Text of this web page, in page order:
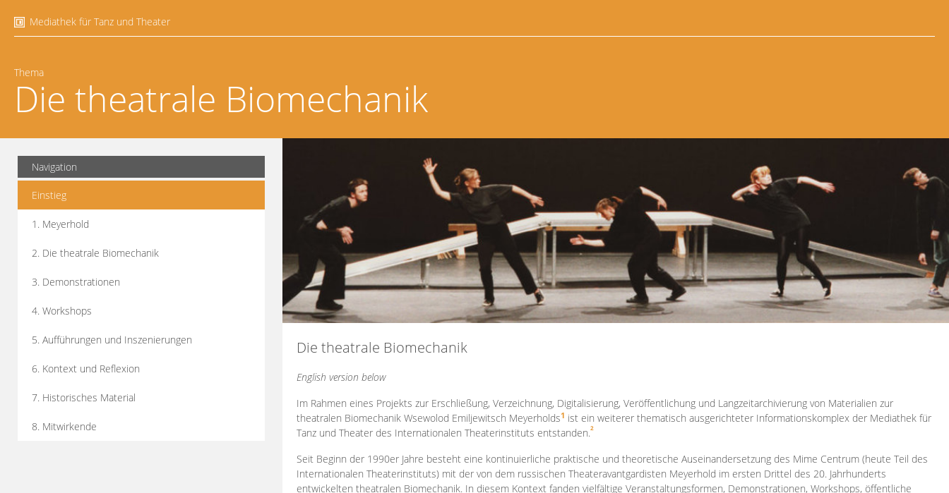
Mediathek für Tanz und Theater
Thema
Die theatrale Biomechanik
Navigation
Einstieg
1. Meyerhold
2. Die theatrale Biomechanik
3. Demonstrationen
4. Workshops
5. Aufführungen und Inszenierungen
6. Kontext und Reflexion
7. Historisches Material
8. Mitwirkende
Die theatrale Biomechanik
English version below
Im Rahmen eines Projekts zur Erschließung, Verzeichnung, Digitalisierung, Veröffentlichung und Langzeitarchivierung von Materialien zur
theatralen Biomechanik Wsewolod Emiljewitsch Meyerholds1 ist ein weiterer thematisch ausgerichteter Informationskomplex der Mediathek für
Tanz und Theater des Internationalen Theaterinstituts entstanden.2
Seit Beginn der 1990er Jahre besteht eine kontinuierliche praktische und theoretische Auseinandersetzung des Mime Centrum (heute Teil des
Internationalen Theaterinstituts) mit der von dem russischen Theateravantgardisten Meyerhold im ersten Drittel des 20. Jahrhunderts
entwickelten theatralen Biomechanik. In diesem Kontext fanden vielfältige Veranstaltungsformen, Demonstrationen, Workshops, öffentliche